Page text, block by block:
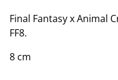
Final Fantasy x Animal
FF8.
8 cm